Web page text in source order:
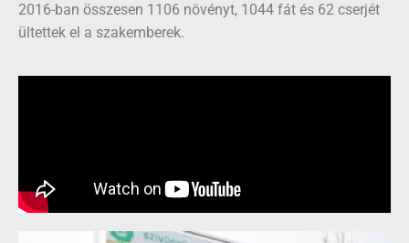
2016-ban összesen 1106 növényt, 1044 fát és 62 cserjét
ültettek el a szakemberek.